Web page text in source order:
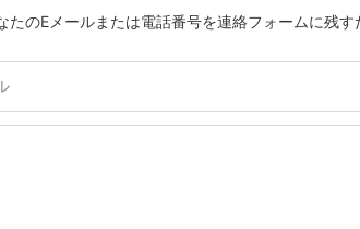
のEメールまたは電話番号を連絡フォームに残す